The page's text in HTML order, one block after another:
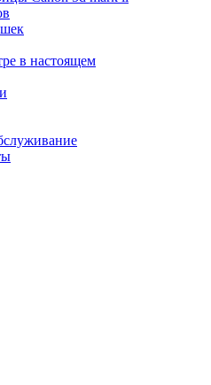
в настоящем